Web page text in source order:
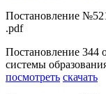
Постановление
.pdf
Постановление 344
системы
посмотреть скачать